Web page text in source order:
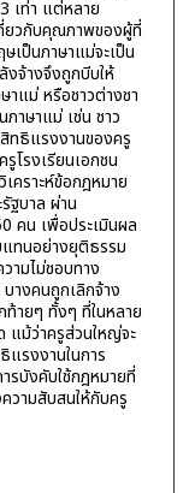
เท่า แต่หลาย
ยวกับคุณภาพของผู้ที่
เป็นภาษาแม่จะเป็น
จ้างจึงถูกบีบให้
าแม่ หรือชาวต่างชา
าษาแม่ เช่น ชาว
ทธิแรงงานของครู
โรงเรียนเอกชน
คราะห์ข้อกฎหมาย
ฐบาล ผ่าน
คน เพื่อประเมินผล
แทนอย่างยุติธรรม
ามไม่ชอบทาง
างคนถูกเลิกจ้าง
ายๆ ทั้งๆ ที่ในหลาย
ม้ว่าครูส่วนใหญ่จะ
รงงานในการ
รบังคับใช้กฎหมายที่
วามสับสนให้กับครู